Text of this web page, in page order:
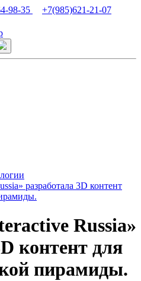
98-35 +7(985)621-21-07
разработала 3D контент
Russia»
контент для
пирамиды.